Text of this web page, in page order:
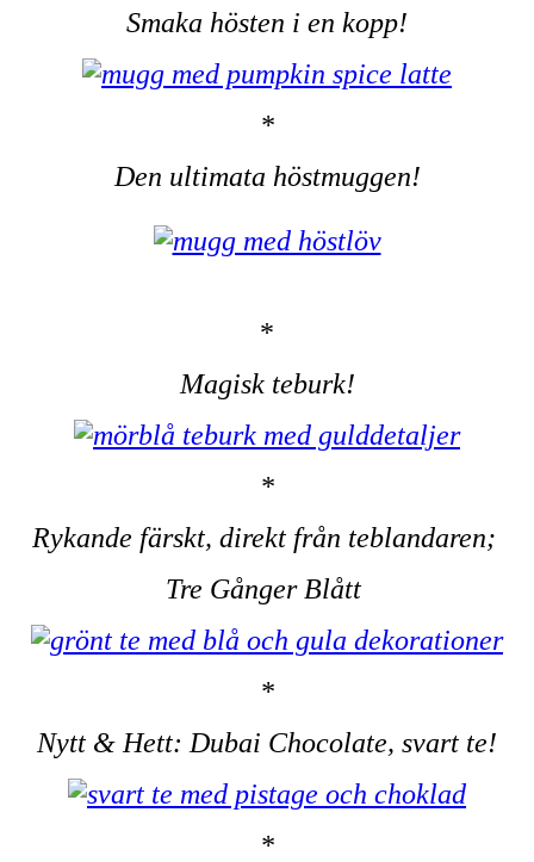
Smaka hösten i en kopp!
*
Den ultimata höstmuggen!
*
Magisk teburk!
*
Rykande färskt, direkt från teblandaren;
Tre Gånger Blått
*
Nytt & Hett: Dubai Chocolate, svart te!
*